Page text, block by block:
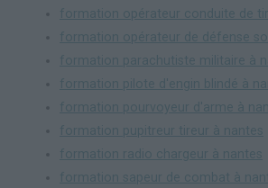
formation opérateur conduite de
formation opérateur de défense
formation parachutiste militaire à
formation pilote d'engin blindé à
formation pourvoyeur d'arme à
formation pupitreur tireur à nantes
formation radio chargeur à nantes
formation sapeur de combat à